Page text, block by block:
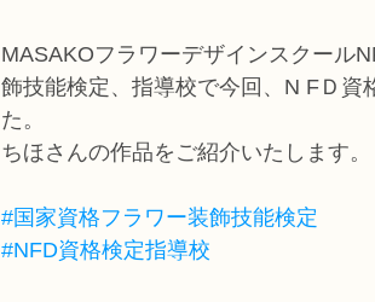
MASAKOフラワーデザインスクール
飾技能検定、指導校で今回、N FＤ資
た。
ちほさんの作品をご紹介いたします。
#国家資格フラワー装飾技能検定
#NFD資格検定指導校